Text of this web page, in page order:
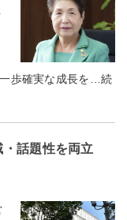
歩確実な成長を…続
・話題性を両立